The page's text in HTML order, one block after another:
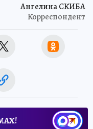
Ангелина СКИБА
Корреспондент